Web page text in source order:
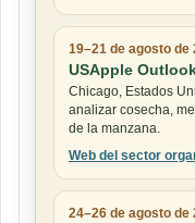
19–21 de agosto de
USApple
Chicago, Estados
analizar cosecha,
de la manzana.
Web del sector
24–26 de agosto de